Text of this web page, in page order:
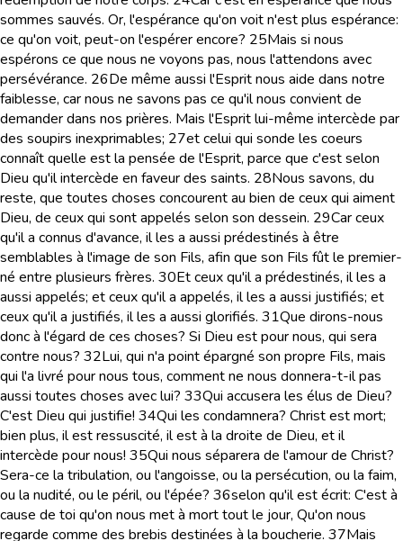
sommes sauvés. Or, l'espérance qu'on voit n'est plus espérance:
ce qu'on voit, peut-on l'espérer encore? 25Mais si nous
espérons ce que nous ne voyons pas, nous l'attendons avec
persévérance. 26De même aussi l'Esprit nous aide dans notre
faiblesse, car nous ne savons pas ce qu'il nous convient de
demander dans nos prières. Mais l'Esprit lui-même intercède par
des soupirs inexprimables; 27et celui qui sonde les coeurs
connaît quelle est la pensée de l'Esprit, parce que c'est selon
Dieu qu'il intercède en faveur des saints. 28Nous savons, du
reste, que toutes choses concourent au bien de ceux qui aiment
Dieu, de ceux qui sont appelés selon son dessein. 29Car ceux
qu'il a connus d'avance, il les a aussi prédestinés à être
semblables à l'image de son Fils, afin que son Fils fût le premier-
né entre plusieurs frères. 30Et ceux qu'il a prédestinés, il les a
aussi appelés; et ceux qu'il a appelés, il les a aussi justifiés; et
ceux qu'il a justifiés, il les a aussi glorifiés. 31Que dirons-nous
donc à l'égard de ces choses? Si Dieu est pour nous, qui sera
contre nous? 32Lui, qui n'a point épargné son propre Fils, mais
qui l'a livré pour nous tous, comment ne nous donnera-t-il pas
aussi toutes choses avec lui? 33Qui accusera les élus de Dieu?
C'est Dieu qui justifie! 34Qui les condamnera? Christ est mort;
bien plus, il est ressuscité, il est à la droite de Dieu, et il
intercède pour nous! 35Qui nous séparera de l'amour de Christ?
Sera-ce la tribulation, ou l'angoisse, ou la persécution, ou la faim,
ou la nudité, ou le péril, ou l'épée? 36selon qu'il est écrit: C'est à
cause de toi qu'on nous met à mort tout le jour, Qu'on nous
regarde comme des brebis destinées à la boucherie. 37Mais